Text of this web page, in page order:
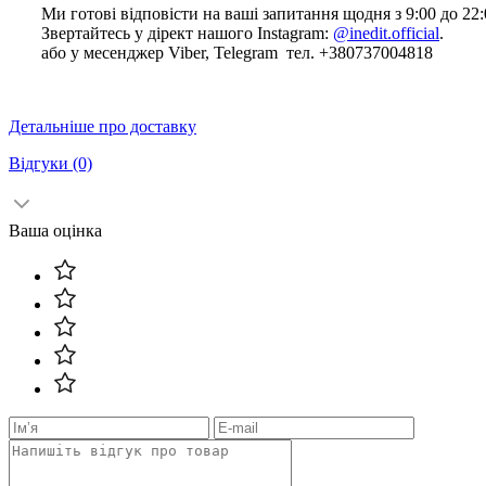
Ми готові відповісти на ваші запитання щодня з 9:00 до
Звертайтесь у дірект нашого Instagram: @inedit.official.
або у месенджер Viber, Telegram тел. +380737004818
Детальніше про доставку
Відгуки (0)
Ваша оцінка